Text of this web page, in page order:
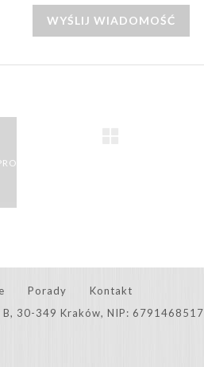
WYŚLIJ WIADOMOŚĆ
Porady
Kontakt
B, 30-349 Kraków, NIP: 6791468517